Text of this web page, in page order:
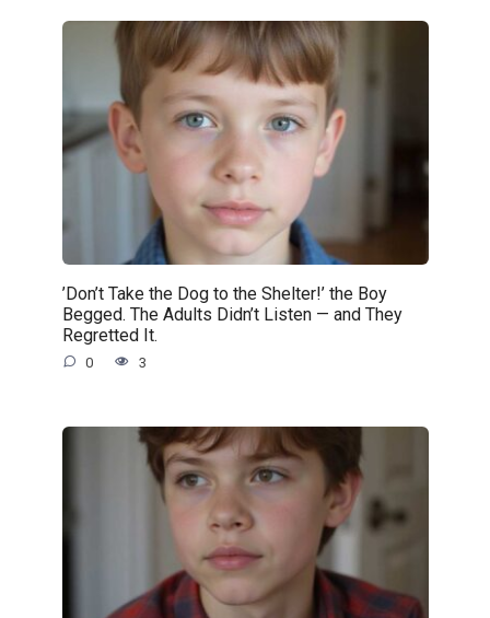
’Don’t Take the Dog to the Shelter!’ the Boy
Begged. The Adults Didn’t Listen — and They
Regretted It.
0 3